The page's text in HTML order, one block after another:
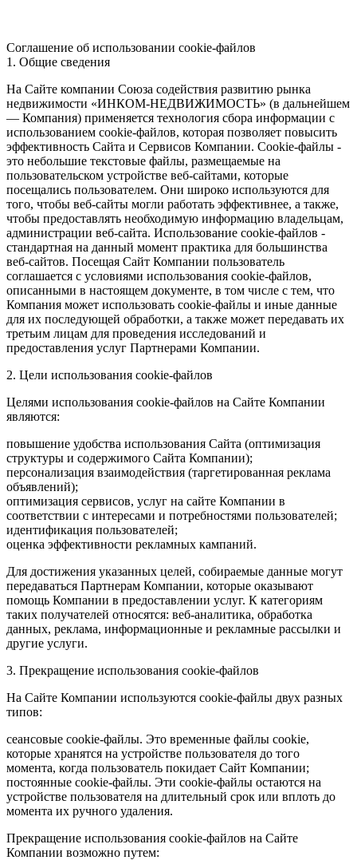
Соглашение об использовании cookie-файлов
1. Общие сведения
На Сайте компании Союза содействия развитию рынка
недвижимости «ИНКОМ-НЕДВИЖИМОСТЬ» (в дальнейшем
— Компания) применяется технология сбора информации с
использованием cookie-файлов, которая позволяет повысить
эффективность Сайта и Сервисов Компании. Сookie-файлы -
это небольшие текстовые файлы, размещаемые на
пользовательском устройстве веб-сайтами, которые
посещались пользователем. Они широко используются для
того, чтобы веб-сайты могли работать эффективнее, а также,
чтобы предоставлять необходимую информацию владельцам,
администрации веб-сайта. Использование cookie-файлов -
стандартная на данный момент практика для большинства
веб-сайтов. Посещая Сайт Компании пользователь
соглашается с условиями использования cookie-файлов,
описанными в настоящем документе, в том числе с тем, что
Компания может использовать cookie-файлы и иные данные
для их последующей обработки, а также может передавать их
третьим лицам для проведения исследований и
предоставления услуг Партнерами Компании.
2. Цели использования cookie-файлов
Целями использования cookie-файлов на Сайте Компании
являются:
повышение удобства использования Сайта (оптимизация
структуры и содержимого Сайта Компании);
персонализация взаимодействия (таргетированная реклама
объявлений);
оптимизация сервисов, услуг на сайте Компании в
соответствии с интересами и потребностями пользователей;
идентификация пользователей;
оценка эффективности рекламных кампаний.
Для достижения указанных целей, собираемые данные могут
передаваться Партнерам Компании, которые оказывают
помощь Компании в предоставлении услуг. К категориям
таких получателей относятся: веб-аналитика, обработка
данных, реклама, информационные и рекламные рассылки и
другие услуги.
3. Прекращение использования cookie-файлов
На Сайте Компании используются cookie-файлы двух разных
типов:
сеансовые cookie-файлы. Это временные файлы cookie,
которые хранятся на устройстве пользователя до того
момента, когда пользователь покидает Сайт Компании;
постоянные cookie-файлы. Эти cookie-файлы остаются на
устройстве пользователя на длительный срок или вплоть до
момента их ручного удаления.
Прекращение использования cookie-файлов на Сайте
Компании возможно путем: